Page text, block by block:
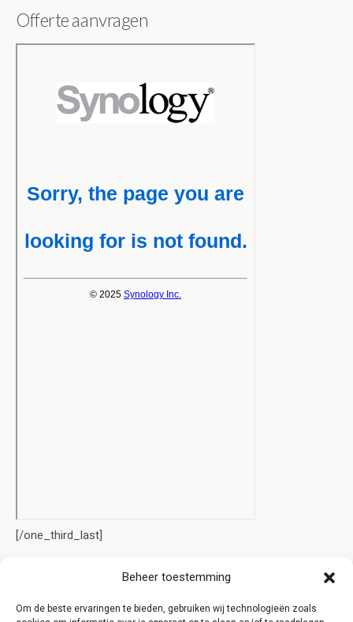
Beheer toestemming
Om de beste ervaringen te bieden, gebruiken wij technologieën zoals
Offerte aanvragen
[/one_third_last]
isMarkiezen Expertin de loop der jaren uitgegroeid tot een